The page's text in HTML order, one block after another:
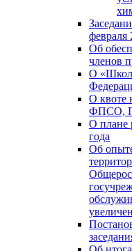
февраля
Об
членов
О
О квоте
ФПСО,
О плане
года
Об